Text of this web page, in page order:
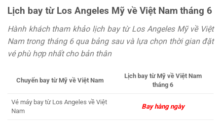
Lịch bay từ Los Angeles Mỹ về Việt Nam tháng 6
Hành khách tham khảo lịch bay từ Los Angeles Mỹ về Việt
Nam trong tháng 6 qua bảng sau và lựa chọn thời gian đặt
vé phù hợp nhất cho bản thân
Chuyến bay từ Mỹ về Việt Nam
Lịch bay từ Mỹ về Việt Nam
tháng 6
Vé máy bay từ Los Angeles về Việt
Nam
Bay hàng ngày